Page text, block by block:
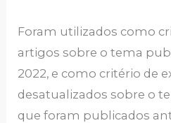
Foram utilizados como
artigos sobre o tema
2022, e como critério de
desatualizados sobre o
que foram publicados